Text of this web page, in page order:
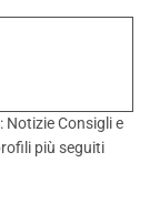
Notizie Consigli e
più seguiti